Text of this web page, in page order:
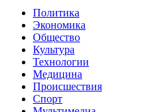
Политика
Экономика
Общество
Культура
Технологии
Медицина
Происшествия
Спорт